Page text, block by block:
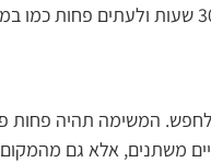
המשימה תהיה פחות
משתנים, אלא גם